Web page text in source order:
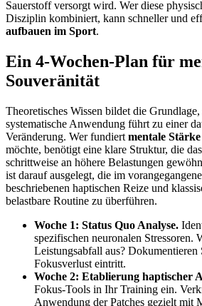
Sauerstoff versorgt wird. Wer diese
Disziplin kombiniert, kann schneller und
aufbauen im Sport.
Ein 4-Wochen-Plan für
Souveränität
Theoretisches Wissen bildet die
systematische Anwendung führt zu einer
Veränderung. Wer fundiert mentale
möchte, benötigt eine klare Struktur, die
schrittweise an höhere Belastungen
ist darauf ausgelegt, die im
beschriebenen haptischen Reize und
belastbare Routine zu überführen.
Woche 1: Status Quo Analyse.
spezifischen neuronalen Stressoren.
Leistungsabfall aus? Dokumentieren
Fokusverlust eintritt.
Woche 2: Etablierung haptischer
Fokus-Tools in Ihr Training ein.
Anwendung der Patches gezielt mit